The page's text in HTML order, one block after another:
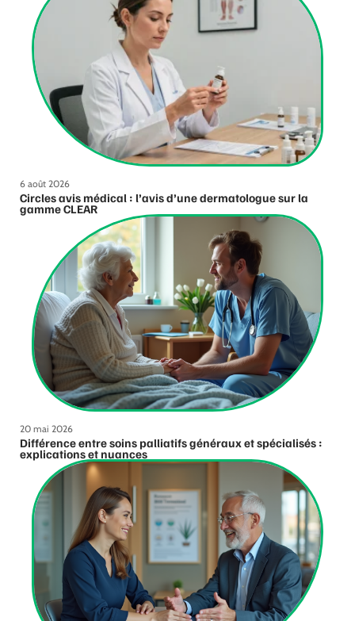
6 août 2026
Circles avis médical : l’avis d’une dermatologue sur la
gamme CLEAR
20 mai 2026
Différence entre soins palliatifs généraux et spécialisés :
explications et nuances